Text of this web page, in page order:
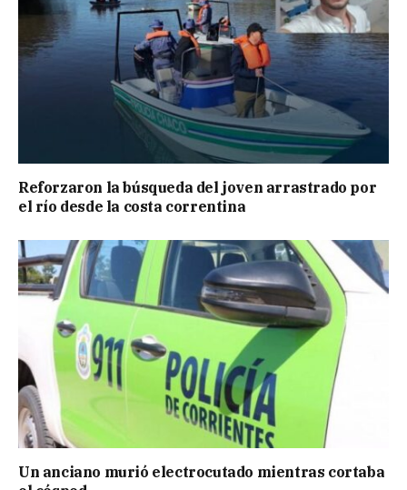
Reforzaron la búsqueda del joven arrastrado por
el río desde la costa correntina
Un anciano murió electrocutado mientras cortaba